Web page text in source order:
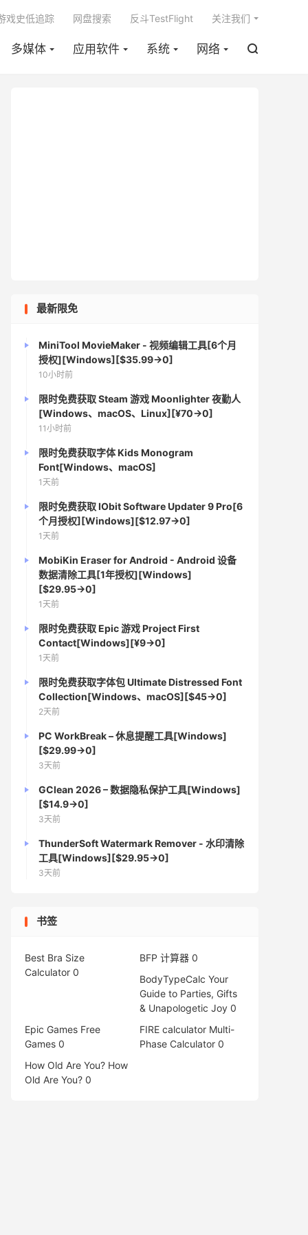
多媒体 应用软件 系统 网络 
戏史低追踪 网盘搜索 反斗TestFlight 关注我们
最新限免
MiniTool MovieMaker - 视频编辑工具[6个月
授权][Windows][$35.99→0]
10小时前
限时免费获取 Steam 游戏 Moonlighter 夜勤人
[Windows、macOS、Linux][¥70→0]
11小时前
限时免费获取字体 Kids Monogram
Font[Windows、macOS]
1天前
限时免费获取 IObit Software Updater 9 Pro[6
个月授权][Windows][$12.97→0]
1天前
MobiKin Eraser for Android - Android 设备
数据清除工具[1年授权][Windows]
[$29.95→0]
1天前
限时免费获取 Epic 游戏 Project First
Contact[Windows][¥9→0]
1天前
限时免费获取字体包 Ultimate Distressed Font
Collection[Windows、macOS][$45→0]
2天前
PC WorkBreak – 休息提醒工具[Windows]
[$29.99→0]
3天前
GClean 2026 – 数据隐私保护工具[Windows]
[$14.9→0]
3天前
ThunderSoft Watermark Remover - 水印清除
工具[Windows][$29.95→0]
3天前
书签
Best Bra Size
Calculator 0
BFP 计算器 0
BodyTypeCalc Your
Guide to Parties, Gifts
& Unapologetic Joy 0
Epic Games Free
Games 0
FIRE calculator Multi-
Phase Calculator 0
How Old Are You? How
Old Are You? 0